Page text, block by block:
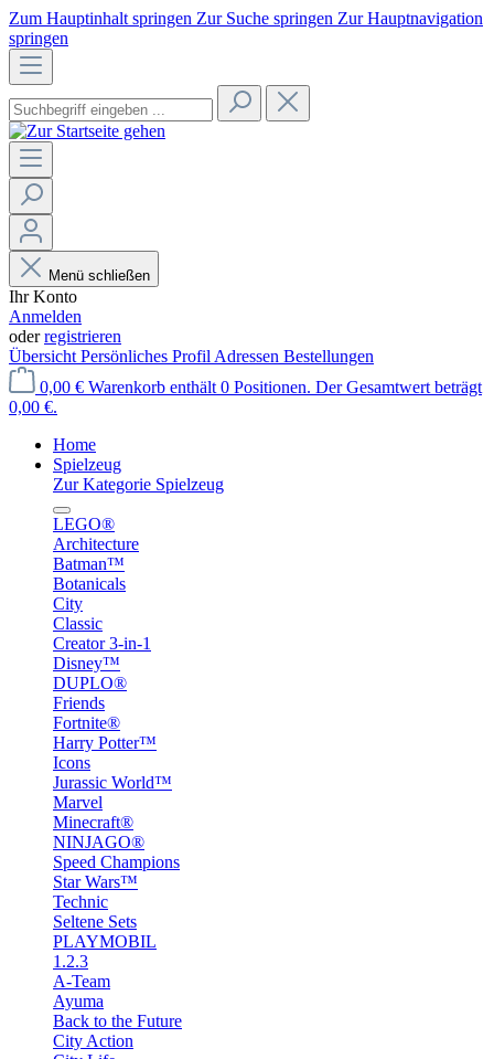
Zum Hauptinhalt springen Zur Suche springen Zur Hauptnavigation
springen
Menü schließen
Ihr Konto
Anmelden
oderregistrieren
Übersicht Persönliches Profil Adressen Bestellungen
0,00 € Warenkorb enthält 0 Positionen. Der Gesamtwert beträgt
0,00 €.
Home
Spielzeug
Zur Kategorie Spielzeug
LEGO®
Architecture
Batman™
Botanicals
City
Classic
Creator 3-in-1
Disney™
DUPLO®
Friends
Fortnite®
Harry Potter™
Icons
Jurassic World™
Marvel
Minecraft®
NINJAGO®
Speed Champions
Star Wars™
Technic
Seltene Sets
PLAYMOBIL
1.2.3
A-Team
Ayuma
Back to the Future
City Action